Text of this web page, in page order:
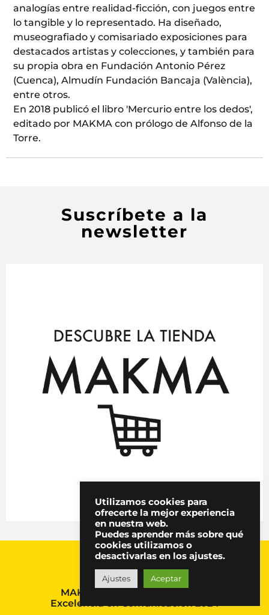
analogías entre realidad-ficción, con juegos entre
lo tangible y lo representado. Ha diseñado,
museografiado y comisariado exposiciones para
destacados artistas y colecciones, y también para
su propia obra en Fundación Antonio Pérez
(Cuenca), Almudín Fundación Bancaja (València),
entre otros.
En 2018 publicó el libro 'Mercurio entre los dedos',
editado por MAKMA con prólogo de Alfonso de la
Torre.
Suscríbete a la
newsletter
MAKMA, Premio Nacional a la
Excelencia en Comunicación 2024
Utilizamos cookies para
ofrecerte la mejor experiencia
en nuestra web.
Puedes aprender más sobre qué
cookies utilizamos o
desactivarlas en los ajustes.
Ajustes Aceptar